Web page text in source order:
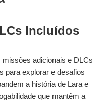
Incluídos
adicionais e DLCs
para explorar e desafios
a história de Lara e
que mantêm a